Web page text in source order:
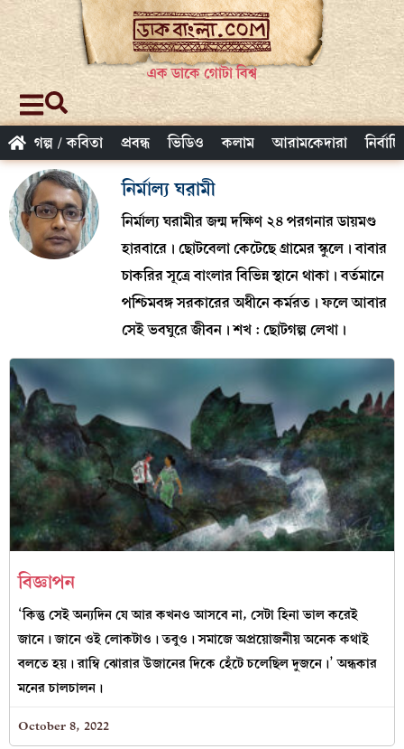
এক ডাকে গোটা বিশ্ব
গল্প / কবিতা প্রবন্ধ ভিডিও কলাম আরামকেদারা
নির্মাল্য ঘরামী
নির্মাল্য ঘরামীর জন্ম দক্ষিণ ২৪ পরগনার ডায়মণ্ড
হারবারে। ছোটবেলা কেটেছে গ্রামের স্কুলে। বাবার
চাকরির সূত্রে বাংলার বিভিন্ন স্থানে থাকা। বর্তমানে
পশ্চিমবঙ্গ সরকারের অধীনে কর্মরত। ফলে আবার
সেই ভবঘুরে জীবন। শখ : ছোটগল্প লেখা।
বিজ্ঞাপন
‘কিন্তু সেই অন্যদিন যে আর কখনও আসবে না, সেটা হিনা ভাল করেই
জানে। জানে ওই লোকটাও। তবুও। সমাজে অপ্রয়োজনীয় অনেক কথাই
বলতে হয়। রাম্বি ঝোরার উজানের দিকে হেঁটে চলেছিল দুজনে।’ অন্ধকার
মনের চালচালন।
October 8, 2022